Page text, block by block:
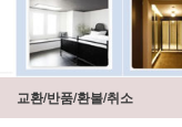
교환/반품/환불/취소